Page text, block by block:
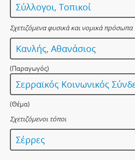
Σύλλογοι, Τοπικοί
Σχετιζόμενα φυσικά και νομικά πρόσωπα
Κανλής, Αθανάσιος
(Παραγωγός)
Σερραϊκός Κοινωνικός
(Θέμα)
Σχετιζόμενοι τόποι
Σέρρες